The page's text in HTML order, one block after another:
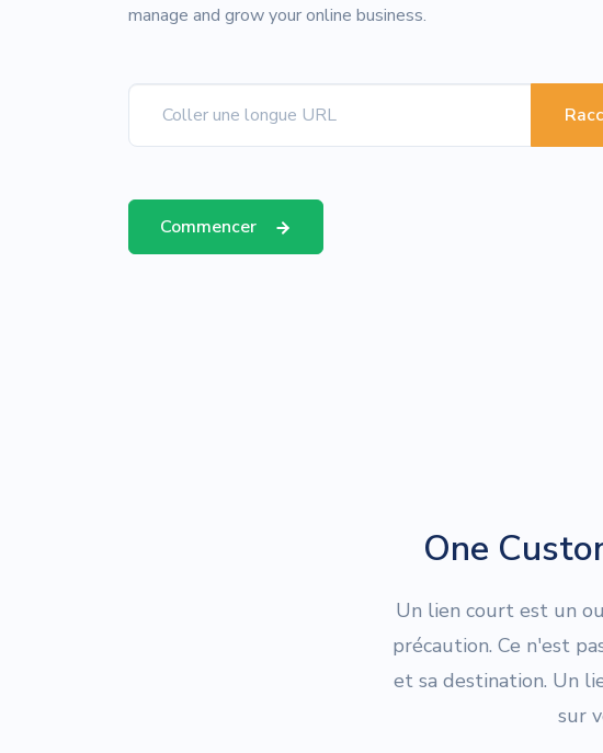
manage and grow your online business.
Commencer
One
Un lien court est un
précaution. Ce n'est
et sa destination. Un
sur